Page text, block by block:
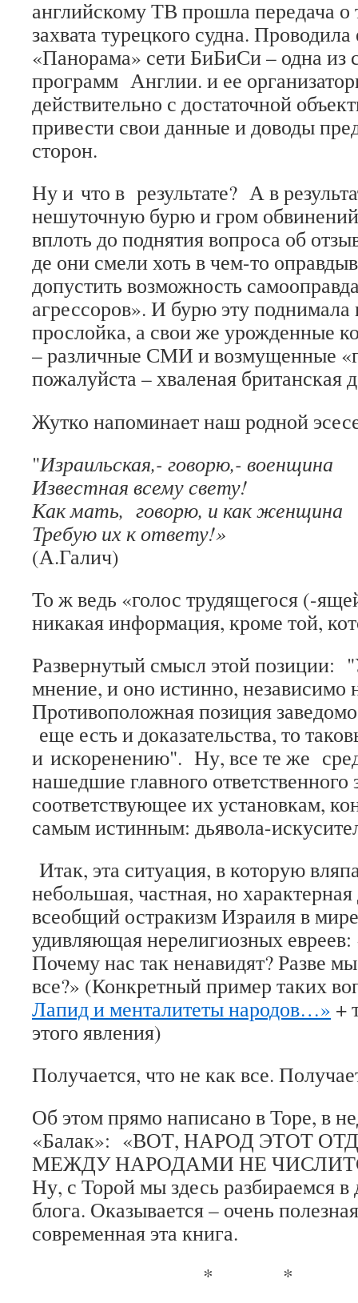
английскому ТВ прошла передача о
захвата турецкого судна.
«Панорама» сети БиБиСи – одна из
программ Англии. и ее
действительно с достаточной
привести свои данные и доводы
сторон.
Ну и что в результате? А в
нешуточную бурю и гром
вплоть до поднятия вопроса об
де они смели хоть в чем-то
допустить возможность
агрессоров». И бурю эту поднимала
прослойка, а свои же урожденные
– различные СМИ и возмущенные
пожалуйста – хваленая британская
Жутко напоминает наш родной
"Израильская,- говорю,- военщина
Известная всему свету!
Как мать, говорю, и как женщина
Требую их к ответу!»
(А.Галич)
То ж ведь «голос трудящегося (-
никакая информация, кроме той,
Развернутый смысл этой позиции:
мнение, и оно истинно, независимо
Противоположная позиция
еще есть и доказательства, то
и искоренению". Ну, все те же
нашедшие главного ответственного
соответствующее их установкам,
самым истинным: дьявола-
Итак, эта ситуация, в которую
небольшая, частная, но
всеобщий остракизм Израиля в
удивляющая нерелигиозных
Почему нас так ненавидят? Разве
все?» (Конкретный пример таких
Лапид и менталитеты народов…» +
этого явления)
Получается, что не как все.
Об этом прямо написано в Торе, в
«Балак»: «ВОТ, НАРОД ЭТОТ
МЕЖДУ НАРОДАМИ НЕ
Ну, с Торой мы здесь разбираемся в
блога. Оказывается – очень
современная эта книга.
* *